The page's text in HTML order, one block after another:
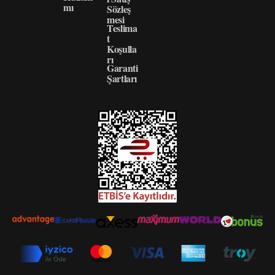
mı Sözleş
mesi
Teslima
t
Koşulla
rı
Garanti
Şartları